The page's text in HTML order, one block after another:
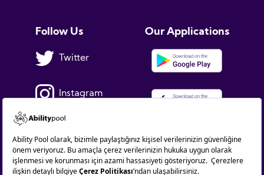
Follow Us
Twitter
Instagram
Linkedin
Our Applications